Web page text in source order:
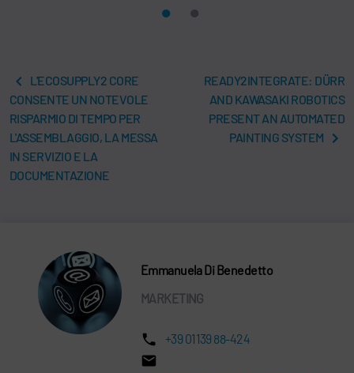
L'ECOSUPPLY2 CORE
CONSENTE UN NOTEVOLE
RISPARMIO DI TEMPO PER
L'ASSEMBLAGGIO, LA MESSA
IN SERVIZIO E LA
DOCUMENTAZIONE
READY2INTEGRATE: DÜRR
AND KAWASAKI ROBOTICS
PRESENT AN AUTOMATED
PAINTING SYSTEM
Emmanuela Di Benedetto
MARKETING
+39 01139 88-424